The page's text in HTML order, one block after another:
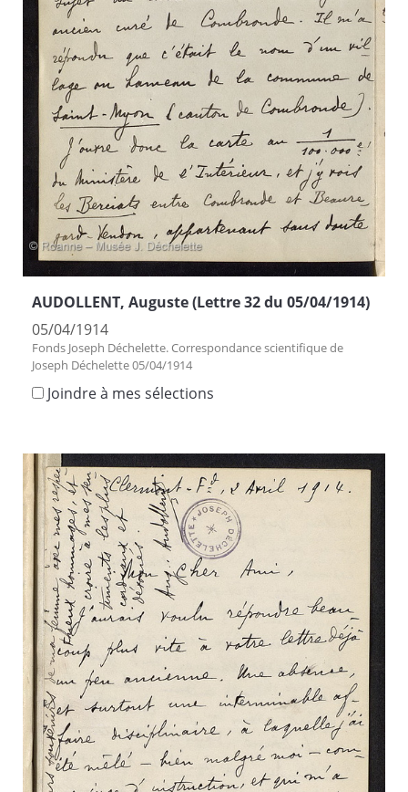
AUDOLLENT, Auguste (Lettre 32 du 05/04/1914)
05/04/1914
Fonds Joseph Déchelette. Correspondance scientifique de
Joseph Déchelette 05/04/1914
Joindre à mes sélections